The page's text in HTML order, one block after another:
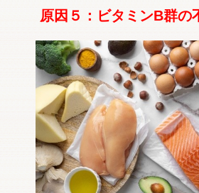
原因５：ビタミンB群の